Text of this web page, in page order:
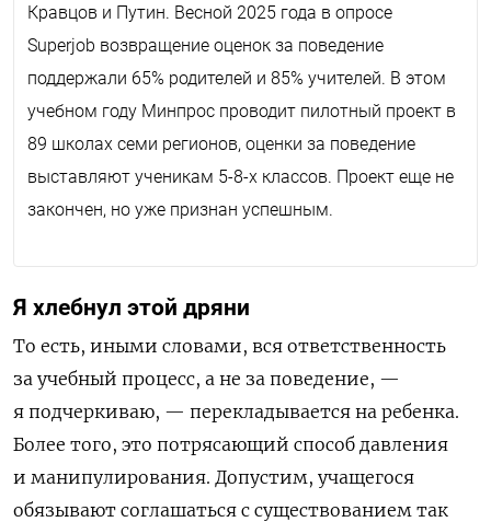
Кравцов и Путин. Весной 2025 года в опросе
Superjob возвращение оценок за поведение
поддержали 65% родителей и 85% учителей. В этом
учебном году Минпрос проводит пилотный проект в
89 школах семи регионов, оценки за поведение
выставляют ученикам 5-8-х классов. Проект еще не
закончен, но уже признан успешным.
Я хлебнул этой дряни
То есть, иными словами, вся ответственность
за учебный процесс, а не за поведение, —
я подчеркиваю, — перекладывается на ребенка.
Более того, это потрясающий способ давления
и манипулирования. Допустим, учащегося
обязывают соглашаться с существованием так